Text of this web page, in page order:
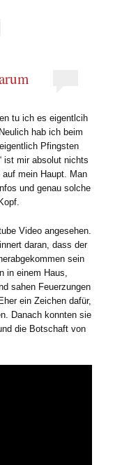
tu ich es eigentlcih
hab ich beim
Pfingsten
ist mir absolut nichts
mein Haupt. Man
und genau solche
Video angesehen.
daran, dass der
sein
in einem Haus,
sahen Feuerzungen
ein Zeichen dafür,
Danach konnten sie
die Botschaft von